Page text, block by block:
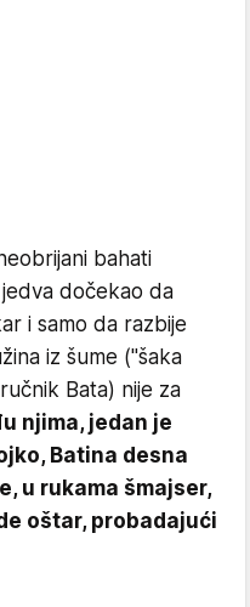
bahati
dočekao da
i samo da razbije
iz šume ("šaka
Bata) nije za
njima, jedan je
Batina desna
u rukama šmajser,
oštar, probadajući